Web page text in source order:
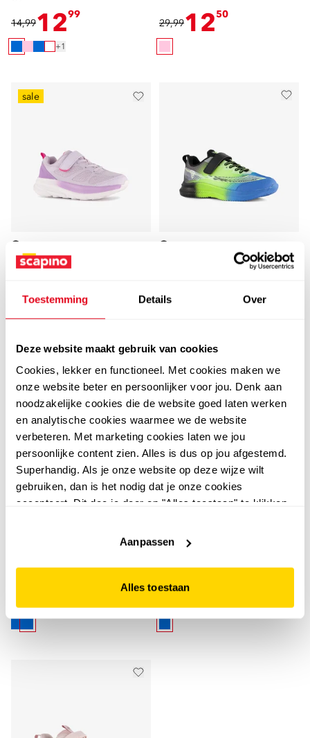
Toestemming Details Over
Deze website maakt gebruik van cookies
Cookies, lekker en functioneel. Met cookies maken we
onze website beter en persoonlijker voor jou. Denk aan
noodzakelijke cookies die de website goed laten werken
en analytische cookies waarmee we de website
verbeteren. Met marketing cookies laten we jou
persoonlijke content zien. Alles is dus op jou afgestemd.
Superhandig. Als je onze website op deze wijze wilt
gebruiken, dan is het nodig dat je onze cookies
accepteert. Dit doe je door op "Alles toestaan" te klikken.
website niet optimaal functioneert.
Aanpassen
Alles toestaan
klittenband blauw groen
14,991299
+1
29,991250
sale
Osaga
Osaga meisjes
roze1500
Osaga
Osaga jongens
groen blauw
sportschoenen blauw
24
sale
Osaga meisjes
sportschoenen pastel
17